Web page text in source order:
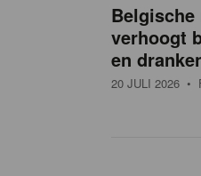
verhoogt
en
20 JULI 2026 •